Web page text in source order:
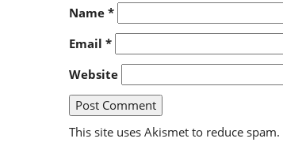
Name *
Email *
Website
This site uses Akismet to reduce spam.